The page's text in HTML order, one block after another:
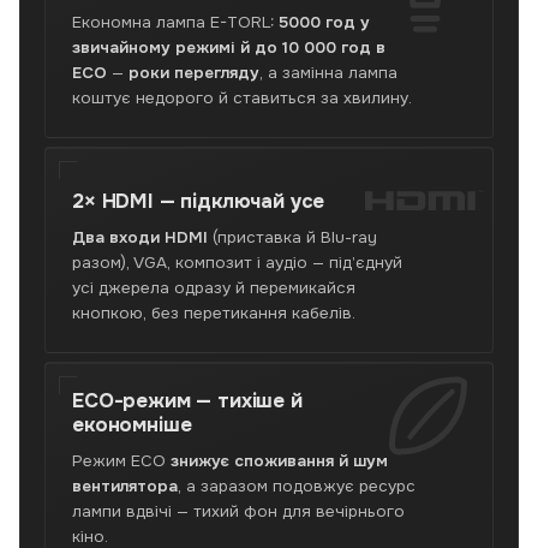
Економна лампа E-TORL: 5000 год у
звичайному режимі й до 10 000 год в
ECO — роки перегляду, а замінна лампа
коштує недорого й ставиться за хвилину.
2× HDMI — підключай усе
Два входи HDMI (приставка й Blu-ray
разом), VGA, композит і аудіо — під’єднуй
усі джерела одразу й перемикайся
кнопкою, без перетикання кабелів.
ECO-режим — тихіше й
економніше
Режим ECO знижує споживання й шум
вентилятора, а заразом подовжує ресурс
лампи вдвічі — тихий фон для вечірнього
кіно.